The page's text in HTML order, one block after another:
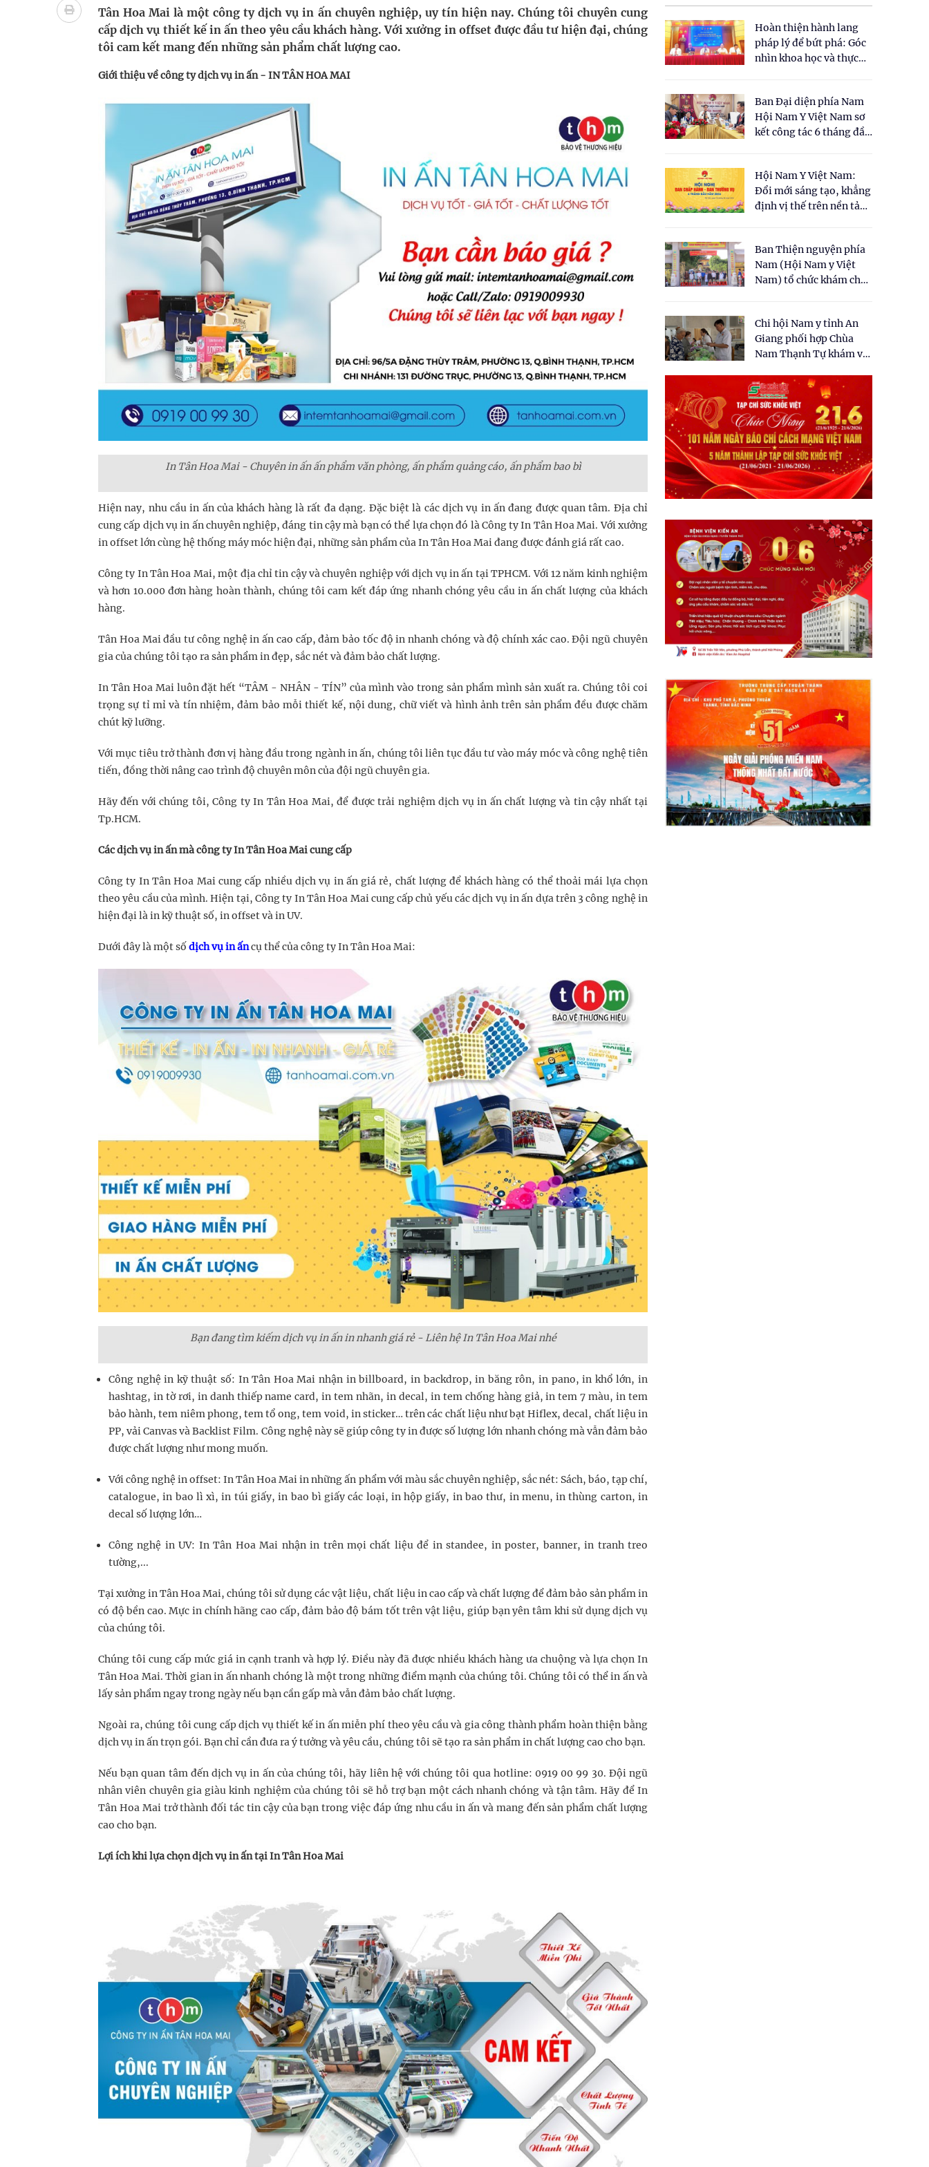
Tác Dụng Chống Kết Tập Tiểu Cầu Và Chống Đông Máu Của Các Loài Nhân Sâm (Panax Spp.): Tổng
Quan Bằng Chứng Dược Lý Và Cơ Chế Phân Tử
Xây dựng bản đồ mạng lưới cấp cứu ngoại viện toàn quốc
Dự báo thời tiết ngày 08/8/2026: Bắc Bộ nắng nóng, nhiệt độ cao nhất 35 độ
Đắk Lắk: Đẩy nhanh tiến độ khám sức khỏe định kỳ, khám sàng lọc cho người dân
Tân Hoa Mai là một công ty dịch vụ in ấn chuyên nghiệp, uy tín hiện nay. Chúng tôi chuyên cung
cấp dịch vụ thiết kế in ấn theo yêu cầu khách hàng. Với xưởng in offset được đầu tư hiện đại, chúng
tôi cam kết mang đến những sản phẩm chất lượng cao.
Giới thiệu về công ty dịch vụ in ấn - IN TÂN HOA MAI
In Tân Hoa Mai - Chuyên in ấn ấn phẩm văn phòng, ấn phẩm quảng cáo, ấn phẩm bao bì
Hiện nay, nhu cầu in ấn của khách hàng là rất đa dạng. Đặc biệt là các dịch vụ in ấn đang được quan tâm. Địa chỉ
cung cấp dịch vụ in ấn chuyên nghiệp, đáng tin cậy mà bạn có thể lựa chọn đó là Công ty In Tân Hoa Mai. Với xưởng
in offset lớn cùng hệ thống máy móc hiện đại, những sản phẩm của In Tân Hoa Mai đang được đánh giá rất cao.
Công ty In Tân Hoa Mai, một địa chỉ tin cậy và chuyên nghiệp với dịch vụ in ấn tại TPHCM. Với 12 năm kinh nghiệm
và hơn 10.000 đơn hàng hoàn thành, chúng tôi cam kết đáp ứng nhanh chóng yêu cầu in ấn chất lượng của khách
hàng.
Tân Hoa Mai đầu tư công nghệ in ấn cao cấp, đảm bảo tốc độ in nhanh chóng và độ chính xác cao. Đội ngũ chuyên
gia của chúng tôi tạo ra sản phẩm in đẹp, sắc nét và đảm bảo chất lượng.
In Tân Hoa Mai luôn đặt hết “TÂM - NHÂN - TÍN” của mình vào trong sản phẩm mình sản xuất ra. Chúng tôi coi
trọng sự tỉ mỉ và tín nhiệm, đảm bảo mỗi thiết kế, nội dung, chữ viết và hình ảnh trên sản phẩm đều được chăm
chút kỹ lưỡng.
Với mục tiêu trở thành đơn vị hàng đầu trong ngành in ấn, chúng tôi liên tục đầu tư vào máy móc và công nghệ tiên
tiến, đồng thời nâng cao trình độ chuyên môn của đội ngũ chuyên gia.
Hãy đến với chúng tôi, Công ty In Tân Hoa Mai, để được trải nghiệm dịch vụ in ấn chất lượng và tin cậy nhất tại
Tp.HCM.
Các dịch vụ in ấn mà công ty In Tân Hoa Mai cung cấp
Công ty In Tân Hoa Mai cung cấp nhiều dịch vụ in ấn giá rẻ, chất lượng để khách hàng có thể thoải mái lựa chọn
theo yêu cầu của mình. Hiện tại, Công ty In Tân Hoa Mai cung cấp chủ yếu các dịch vụ in ấn dựa trên 3 công nghệ in
hiện đại là in kỹ thuật số, in offset và in UV.
Dưới đây là một số dịch vụ in ấncụ thể của công ty In Tân Hoa Mai:
Bạn đang tìm kiếm dịch vụ in ấn in nhanh giá rẻ - Liên hệ In Tân Hoa Mai nhé
Công nghệ in kỹ thuật số: In Tân Hoa Mai nhận in billboard, in backdrop, in băng rôn, in pano, in khổ lớn, in
hashtag, in tờ rơi, in danh thiếp name card, in tem nhãn, in decal, in tem chống hàng giả, in tem 7 màu, in tem
bảo hành, tem niêm phong, tem tổ ong, tem void, in sticker… trên các chất liệu như bạt Hiflex, decal, chất liệu in
PP, vải Canvas và Backlist Film. Công nghệ này sẽ giúp công ty in được số lượng lớn nhanh chóng mà vẫn đảm bảo
được chất lượng như mong muốn.
Với công nghệ in offset: In Tân Hoa Mai in những ấn phẩm với màu sắc chuyên nghiệp, sắc nét: Sách, báo, tạp chí,
catalogue, in bao lì xì, in túi giấy, in bao bì giấy các loại, in hộp giấy, in bao thư, in menu, in thùng carton, in
decal số lượng lớn…
Công nghệ in UV: In Tân Hoa Mai nhận in trên mọi chất liệu để in standee, in poster, banner, in tranh treo
tường,...
Tại xưởng in Tân Hoa Mai, chúng tôi sử dụng các vật liệu, chất liệu in cao cấp và chất lượng để đảm bảo sản phẩm in
có độ bền cao. Mực in chính hãng cao cấp, đảm bảo độ bám tốt trên vật liệu, giúp bạn yên tâm khi sử dụng dịch vụ
của chúng tôi.
Chúng tôi cung cấp mức giá in cạnh tranh và hợp lý. Điều này đã được nhiều khách hàng ưa chuộng và lựa chọn In
Tân Hoa Mai. Thời gian in ấn nhanh chóng là một trong những điểm mạnh của chúng tôi. Chúng tôi có thể in ấn và
lấy sản phẩm ngay trong ngày nếu bạn cần gấp mà vẫn đảm bảo chất lượng.
Ngoài ra, chúng tôi cung cấp dịch vụ thiết kế in ấn miễn phí theo yêu cầu và gia công thành phẩm hoàn thiện bằng
dịch vụ in ấn trọn gói. Bạn chỉ cần đưa ra ý tưởng và yêu cầu, chúng tôi sẽ tạo ra sản phẩm in chất lượng cao cho bạn.
Nếu bạn quan tâm đến dịch vụ in ấn của chúng tôi, hãy liên hệ với chúng tôi qua hotline: 0919 00 99 30. Đội ngũ
nhân viên chuyên gia giàu kinh nghiệm của chúng tôi sẽ hỗ trợ bạn một cách nhanh chóng và tận tâm. Hãy để In
Tân Hoa Mai trở thành đối tác tin cậy của bạn trong việc đáp ứng nhu cầu in ấn và mang đến sản phẩm chất lượng
cao cho bạn.
Lợi ích khi lựa chọn dịch vụ in ấn tại In Tân Hoa Mai
Hoàn thiện hành lang
pháp lý để bứt phá: Góc
nhìn khoa học và thực
cho Luật Y dược cổ
truyền Việt Nam"
Ban Đại diện phía Nam
Hội Nam Y Việt Nam sơ
kết công tác 6 tháng đầu
Hội Nam Y Việt Nam:
Đổi mới sáng tạo, khẳng
định vị thế trên nền tảng
Ban Thiện nguyện phía
Nam (Hội Nam y Việt
Nam) tổ chức khám chữa
dân tại xã Tân Tập
Chi hội Nam y tỉnh An
Giang phối hợp Chùa
Nam Thạnh Tự khám và
nhân dân